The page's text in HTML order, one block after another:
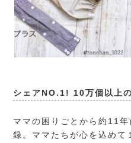
シェアNO.1! 10万個以上
ママの困りごとから約11
録。ママたちが心を込めて